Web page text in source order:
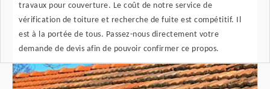
travaux pour couverture. Le coût de notre service de
vérification de toiture et recherche de fuite est compétitif. Il
est à la portée de tous. Passez-nous directement votre
demande de devis afin de pouvoir confirmer ce propos.